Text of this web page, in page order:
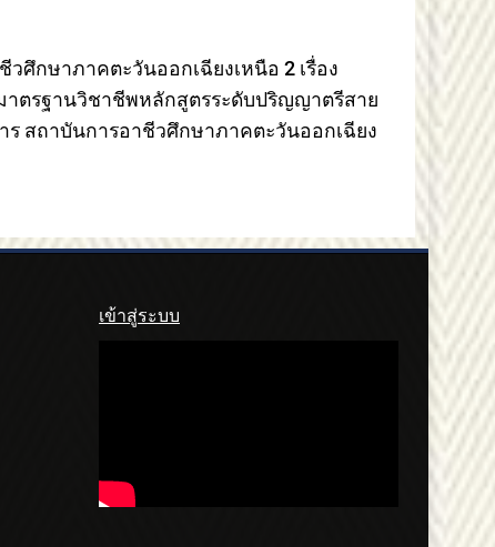
ศึกษาภาคตะวันออกเฉียงเหนือ 2 เรื่อง
ตรฐานวิชาชีพหลักสูตรระดับปริญญาตรีสาย
ร สถาบันการอาชีวศึกษาภาคตะวันออกเฉียง
เข้าสู่ระบบ